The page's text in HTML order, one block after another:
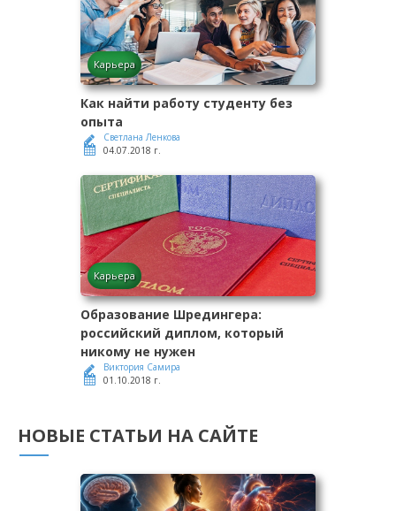
Карьера
Как найти работу студенту без
опыта
Светлана Ленкова
04.07.2018 г.
Карьера
Образование Шредингера:
российский диплом, который
никому не нужен
Виктория Самира
01.10.2018 г.
НОВЫЕ СТАТЬИ НА САЙТЕ